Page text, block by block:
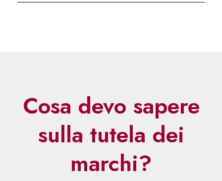
Cosa devo sapere
sulla tutela dei
marchi?